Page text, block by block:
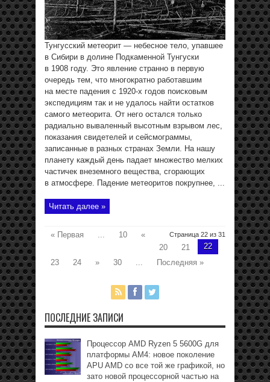
Тунгусский метеорит — небесное тело, упавшее
в Сибири в долине Подкаменной Тунгуски
в 1908 году. Это явление странно в первую
очередь тем, что многократно работавшим
на месте падения с 1920-х годов поисковым
экспедициям так и не удалось найти остатков
самого метеорита. От него остался только
радиально вываленный высотным взрывом лес,
показания свидетелей и сейсмограммы,
записанные в разных странах Земли. На нашу
планету каждый день падает множество мелких
частичек внеземного вещества, сгорающих
в атмосфере. Падение метеоритов покрупнее, ...
Читать далее »
Страница 22 из 31
« Первая ... 10
«
20
21
22
23
24 » 30 ... Последняя »
ПОСЛЕДНИЕ ЗАПИСИ
Процессор AMD Ryzen 5 5600G для
платформы АМ4: новое поколение
APU AMD со все той же графикой, но
зато новой процессорной частью на